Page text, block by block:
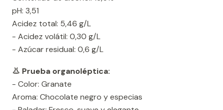
pH: 3,51
Acidez total: 5,46 g/L
- Acidez volátil: 0,30 g/L
- Azúcar residual: 0,6 g/L
👃 Prueba organoléptica:
- Color: Granate
Aroma: Chocolate negro y especias